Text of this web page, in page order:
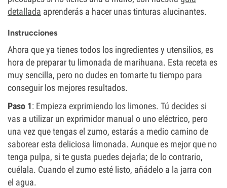
detallada aprenderás a hacer unas tinturas alucinantes.
Instrucciones
Ahora que ya tienes todos los ingredientes y utensilios, es
hora de preparar tu limonada de marihuana. Esta receta es
muy sencilla, pero no dudes en tomarte tu tiempo para
conseguir los mejores resultados.
Paso 1: Empieza exprimiendo los limones. Tú decides si
vas a utilizar un exprimidor manual o uno eléctrico, pero
una vez que tengas el zumo, estarás a medio camino de
saborear esta deliciosa limonada. Aunque es mejor que no
tenga pulpa, si te gusta puedes dejarla; de lo contrario,
cuélala. Cuando el zumo esté listo, añádelo a la jarra con
el agua.